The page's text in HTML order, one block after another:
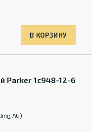
В КОРЗИНУ
Parker 1c948-12-6
AG)